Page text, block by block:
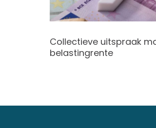
Collectieve uitspraak
belastingrente